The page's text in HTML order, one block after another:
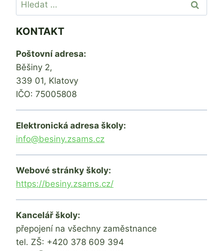
KONTAKT
Poštovní adresa:
Běšiny 2,
339 01, Klatovy
IČO: 75005808
Elektronická adresa školy:
info@besiny.zsams.cz
Webové stránky školy:
https://besiny.zsams.cz/
Kancelář školy:
přepojení na všechny zaměstnance
tel. ZŠ: +420 378 609 394